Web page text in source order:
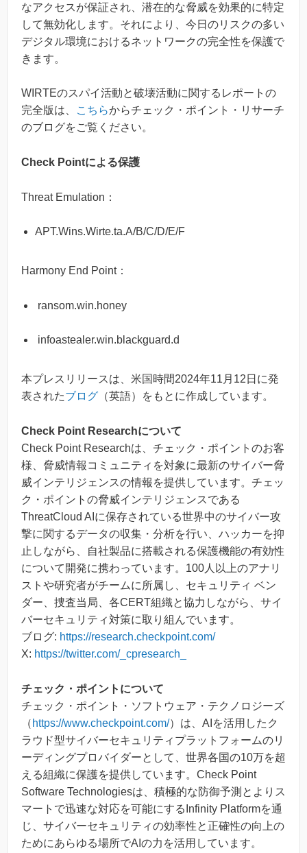
なアクセスが保証され、潜在的な脅威を効果的に特定
して無効化します。それにより、今日のリスクの多い
デジタル環境におけるネットワークの完全性を保護で
きます。
WIRTEのスパイ活動と破壊活動に関するレポートの
完全版は、
こちらからチェック・ポイント・リサーチ
のブログをご覧ください。
Check Pointによる保護
Threat Emulation：
APT.Wins.Wirte.ta.A/B/C/D/E/F
Harmony End Point：
ransom.win.honey
infoastealer.win.blackguard.d
本プレスリリースは、米国時間2024年11月12日に発
表されたブログ （英語）をもとに作成しています。
Check Point Researchについて
Check Point Researchは、チェック・ポイントのお客
様、脅威情報コミュニティを対象に最新のサイバー脅
威インテリジェンスの情報を提供しています。チェッ
ク・ポイントの脅威インテリジェンスである
ThreatCloud AIに保存されている世界中のサイバー攻
撃に関するデータの収集・分析を行い、ハッカーを抑
止しながら、自社製品に搭載される保護機能の有効性
について開発に携わっています。100人以上のアナリ
ストや研究者がチームに所属し、セキュリティ ベン
ダー、捜査当局、各CERT組織と協力しながら、サイ
バーセキュリティ対策に取り組んでいます。
ブログ: https://research.checkpoint.com/
X: https://twitter.com/_cpresearch_
チェック・ポイントについて
チェック・ポイント・ソフトウェア・テクノロジーズ
（ https://www.checkpoint.com/）は、AIを活用したク
ラウド型サイバーセキュリティプラットフォームのリ
ーディングプロバイダーとして、世界各国の10万を超
える組織に保護を提供しています。Check Point
Software Technologiesは、積極的な防御予測とよりス
マートで迅速な対応を可能にするInfinity Platformを通
じ、サイバーセキュリティの効率性と正確性の向上の
ためにあらゆる場所でAIの力を活用しています。